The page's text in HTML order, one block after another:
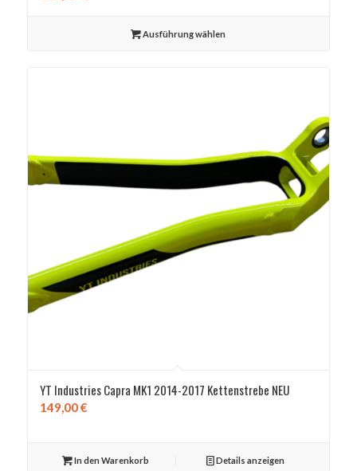
Ausführung wählen
YT Industries Capra MK1 2014-2017 Kettenstrebe NEU
149,00€
In den Warenkorb Details anzeigen